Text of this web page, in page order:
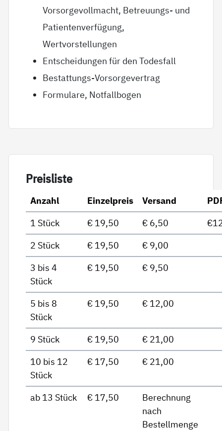
Vorsorgevollmacht, Betreuungs- und
Patientenverfügung,
Wertvorstellungen
Entscheidungen für den Todesfall
Bestattungs-Vorsorgevertrag
Formulare, Notfallbogen
Preis­lis­te
Anzahl Einzelpreis Versand
1 Stück
€ 19,50 € 6,50
2 Stück
€ 19,50
€ 9,00
3 bis 4
Stück
€ 19,50 € 9,50
5 bis 8
Stück
€ 19,50 € 12,00
9 Stück € 19,50
€ 21,00
10 bis 12
Stück
€ 17,50 € 21,00
ab 13 Stück € 17,50
Berechnung
nach
Bestellmenge